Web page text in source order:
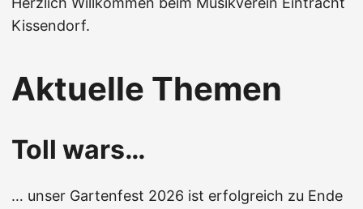
Kissendorf.
Aktuelle Themen
Toll wars…
… unser Gartenfest 2026 ist erfolgreich zu Ende